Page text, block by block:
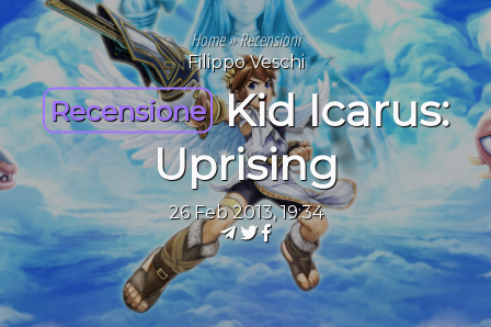
Home»Recensioni
Filippo Veschi
Recensione Kid Icarus:
Uprising
26 Feb 2013, 19:34